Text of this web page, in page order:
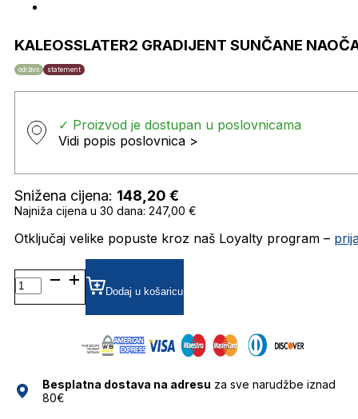
KALEOSSLATER2 GRADIJENT SUNČANE
održivo statement
✓ Proizvod je dostupan u poslovnicama
Vidi popis poslovnica >
Snižena cijena: 148,20 €
Najniža cijena u 30 dana: 247,00 €
Otključaj velike popuste kroz naš Loyalty program –
KALEOSSLATER2
GRADIJENT SUNČANE
NAOČALE
Dodaj u košaricu
Besplatna dostava na adresu za sve narudžbe iznad
80€